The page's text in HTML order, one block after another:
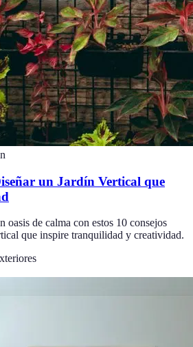
un Jardín Vertical que
oasis de calma con estos 10 consejos
que inspire tranquilidad y creatividad.